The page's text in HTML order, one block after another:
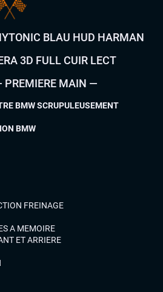
BLAU HUD HARMAN
3D FULL CUIR LECT
MAIN —
BMW SCRUPULEUSEMENT
BMW
FREINAGE
A MEMOIRE
ET ARRIERE